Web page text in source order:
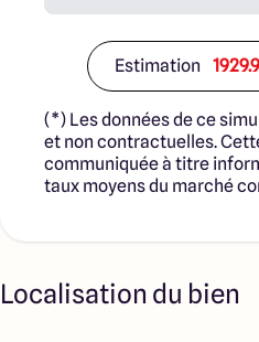
Estimation
(*) Les données de ce
et non contractuelles.
communiquée à titre
taux moyens du marché
Localisation du bien